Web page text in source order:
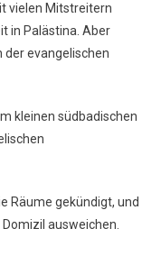
vielen Mitstreitern
in Palästina. Aber
der evangelischen
kleinen südbadischen
Räume gekündigt, und
ausweichen.